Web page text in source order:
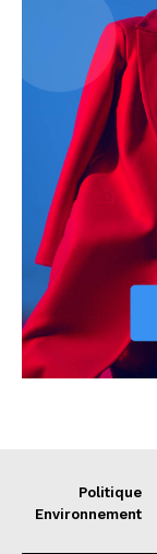
Politique
Environnement